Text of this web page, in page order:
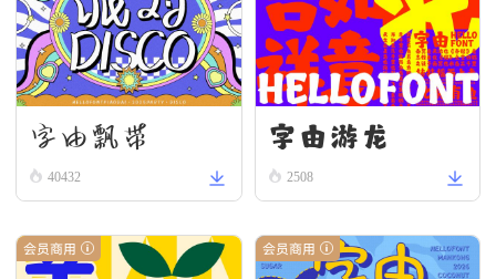
字由飘带
40432
字由游龙
2508
会员商用 会员商用